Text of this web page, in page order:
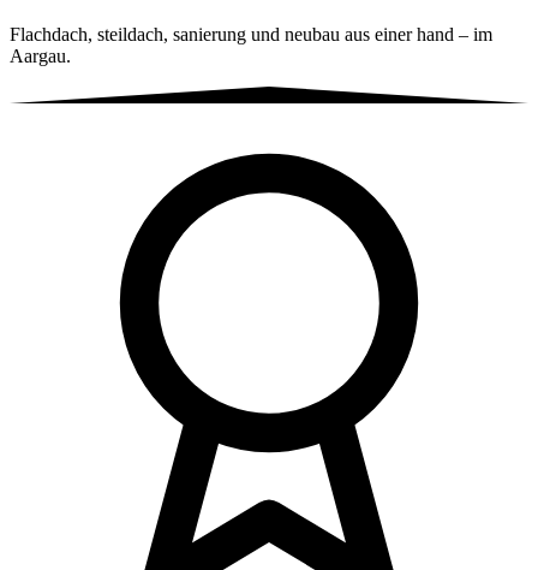
Flachdach, steildach, sanierung und neubau aus einer hand – im
Aargau.